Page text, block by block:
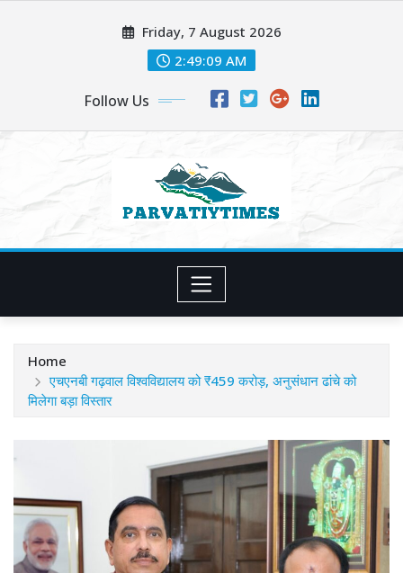
Friday, 7 August 2026
2:49:10 AM
Follow Us
Home
एचएनबी गढ़वाल विश्वविद्यालय को ₹459 करोड़, अनुसंधान ढांचे को
मिलेगा बड़ा विस्तार